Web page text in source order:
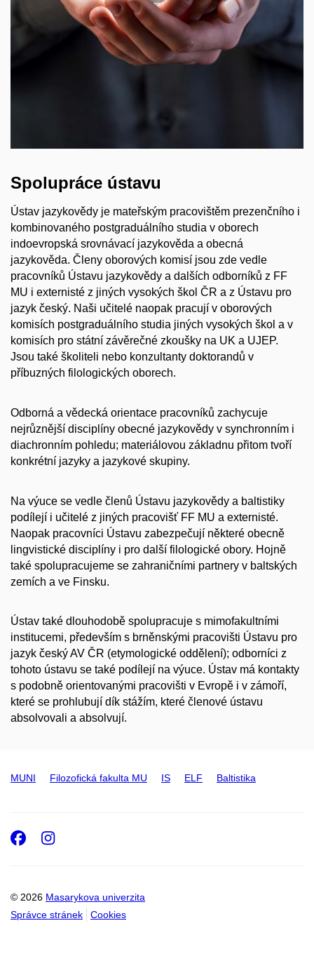
Spolupráce ústavu
Ústav jazykovědy je mateřským pracovištěm prezenčního i
kombinovaného postgraduálního studia v oborech
indoevropská srovnávací jazykověda a obecná
jazykověda. Členy oborových komisí jsou zde vedle
pracovníků Ústavu jazykovědy a dalších odborníků z FF
MU i externisté z jiných vysokých škol ČR a z Ústavu pro
jazyk český. Naši učitelé naopak pracují v oborových
komisích postgraduálního studia jiných vysokých škol a v
komisích pro státní závěrečné zkoušky na UK a UJEP.
Jsou také školiteli nebo konzultanty doktorandů v
příbuzných filologických oborech.
Odborná a vědecká orientace pracovníků zachycuje
nejrůznější disciplíny obecné jazykovědy v synchronním i
diachronním pohledu; materiálovou základnu přitom tvoří
konkrétní jazyky a jazykové skupiny.
Na výuce se vedle členů Ústavu jazykovědy a baltistiky
podílejí i učitelé z jiných pracovišť FF MU a externisté.
Naopak pracovníci Ústavu zabezpečují některé obecně
lingvistické disciplíny i pro další filologické obory. Hojně
také spolupracujeme se zahraničními partnery v baltských
zemích a ve Finsku.
Ústav také dlouhodobě spolupracuje s mimofakultními
institucemi, především s brněnskými pracovišti Ústavu pro
jazyk český AV ČR (etymologické oddělení); odborníci z
tohoto ústavu se také podílejí na výuce. Ústav má kontakty
s podobně orientovanými pracovišti v Evropě i v zámoří,
které se prohlubují dík stážím, které členové ústavu
absolvovali a absolvují.
MUNI Filozofická fakulta MU IS ELF Baltistika
© 2026 Masarykova univerzita
Správce stránek
Cookies
Facebook
Instagram